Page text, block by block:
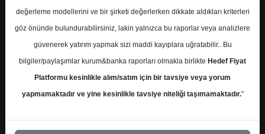
Kurum Sayısı
1
1
değerleme modellerini ve bir şirketi değerlerken dikkate aldıkları kriterleri
göz önünde bulundurabilirsiniz, lakin yalnızca bu raporlar veya analizlere
güvenerek yatırım yapmak sizi maddi kayıplara uğratabilir.. Bu
bilgiler/paylaşımlar kurum&banka raporları olmakla birlikte Hedef Fiyat
Platformu kesinlikle alım/satım için bir tavsiye veya yorum
yapmamaktadır ve yine kesinlikle tavsiye niteliği taşımamaktadır."